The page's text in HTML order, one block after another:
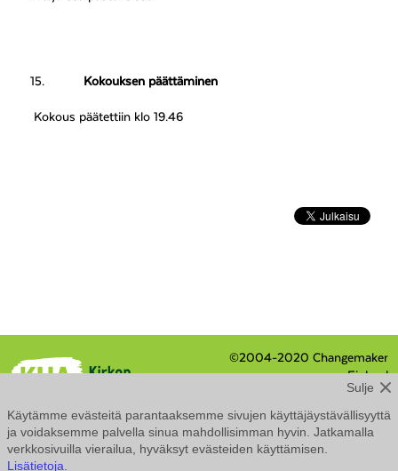
Kokouksen päättäminen
Kokous päätettiin klo 19.46
©2004-2020 Changemaker
Finland
Eteläranta 8 / PL 210, 00131
Helsinki
Tietosuojaseloste
Saavutettavuusseloste
Käytämme evästeitä parantaaksemme sivujen käyttäjäystävällisyyttä
ja voidaksemme palvella sinua mahdollisimman hyvin. Jatkamalla
verkkosivuilla vierailua, hyväksyt evästeiden käyttämisen.
Lisätietoja.
Sulje